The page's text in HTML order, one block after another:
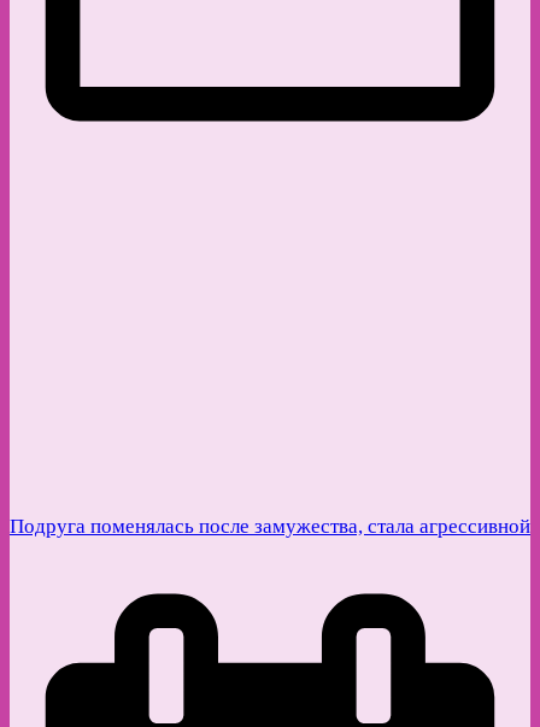
Подруга поменялась после замужества, стала агрессивной